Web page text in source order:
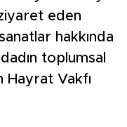
eden
hakkında
toplumsal
Hayrat Vakfı